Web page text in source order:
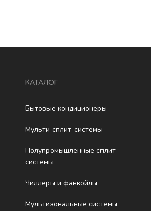
КАТАЛОГ
Бытовые кондиционеры
Мульти сплит-системы
Полупромышленные сплит-
системы
Чиллеры и фанкойлы
Мультизональные системы